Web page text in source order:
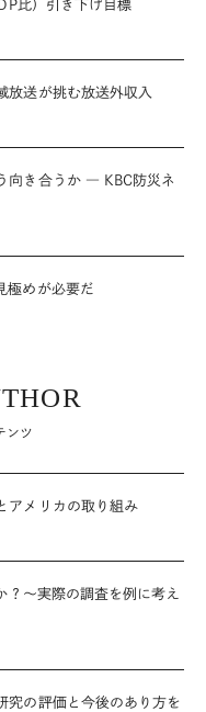
比）引き下げ目標
放送が挑む放送外収入
向き合うか ― KBC防災ネ
極めが必要だ
ンツ
アメリカの取り組み
？～実際の調査を例に考え
の評価と今後のあり方を